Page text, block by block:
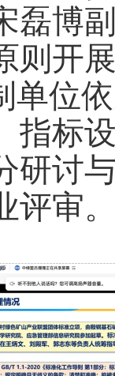
磊博
则开
单位
指标
研讨
评审